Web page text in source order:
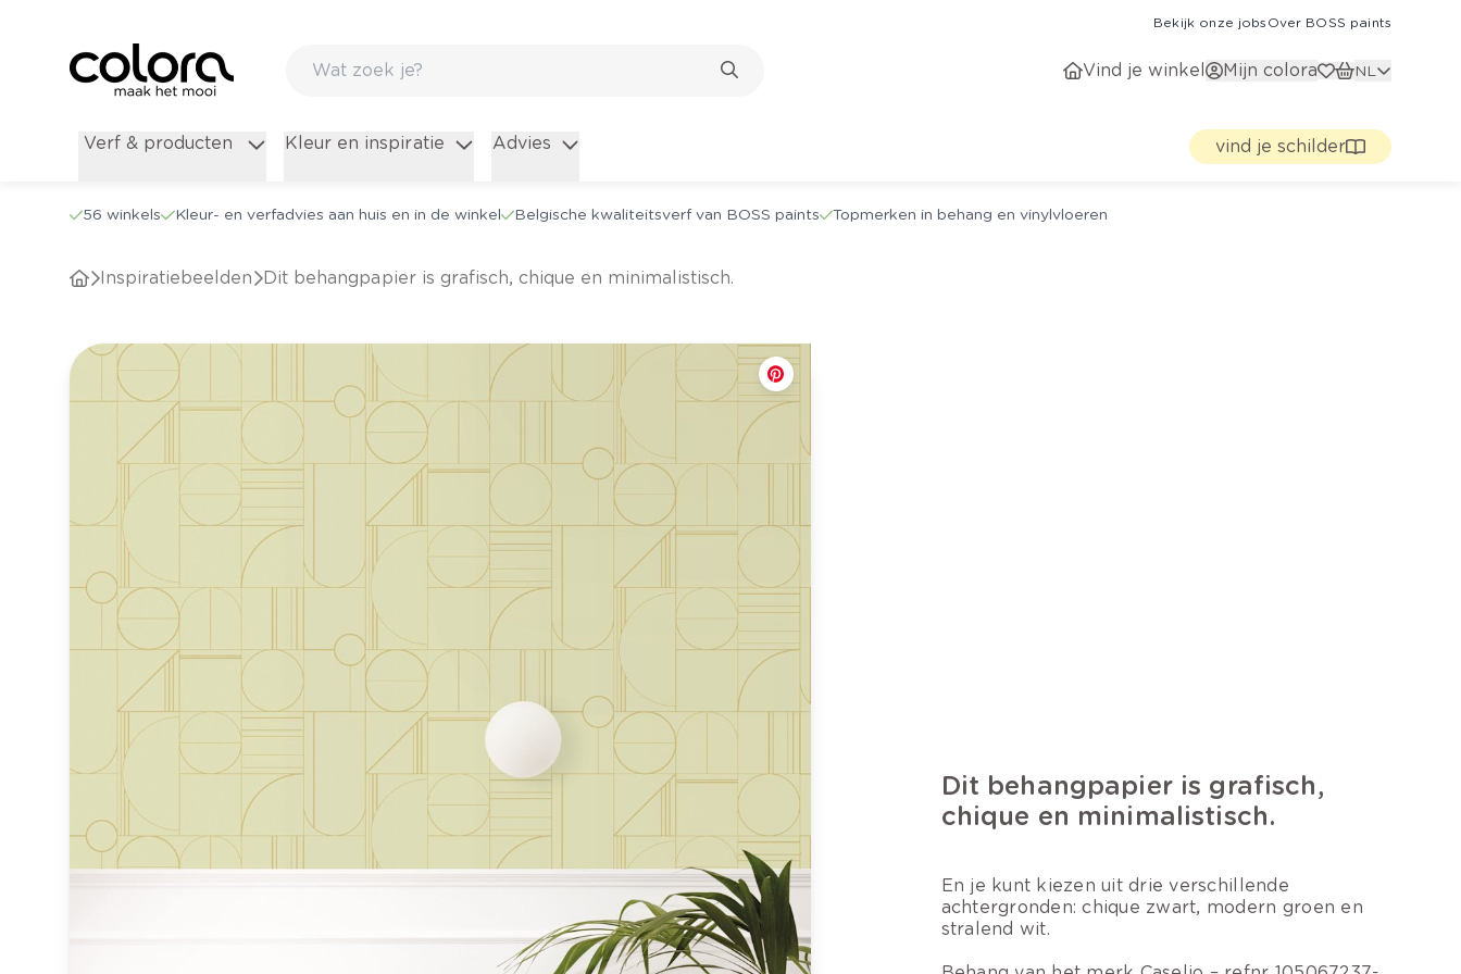
Bekijk onze jobs Over BOSS paints
Vind je winkel Mijn colora NL
Verf & producten Kleur en inspiratie Advies vind je schilder
56 winkels Kleur- en verfadvies aan huis en in de winkel Belgische kwaliteitsverf van BOSS paints Topmerken in behang en vinylvloeren
Inspiratiebeelden Dit behangpapier is grafisch, chique en minimalistisch.
Dit behangpapier is grafisch,
chique en minimalistisch.
En je kunt kiezen uit drie verschillende
achtergronden: chique zwart, modern groen en
stralend wit.